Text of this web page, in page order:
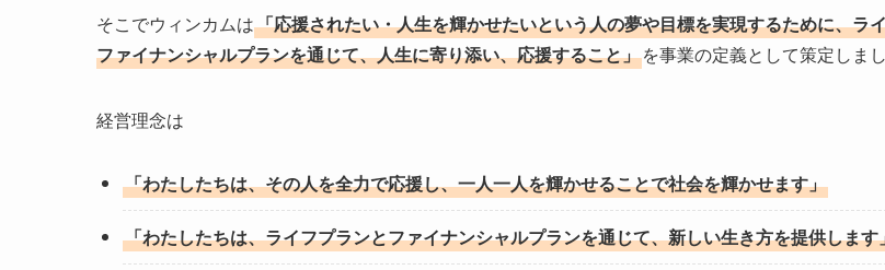
そこでウィンカムは「応援されたい・人生を輝かせたいという人の夢や目標を実現するために、ラ
ファイナンシャルプランを通じて、人生に寄り添い、応援すること」を事業の定義として策定しまし
経営理念は
「わたしたちは、その人を全力で応援し、一人一人を輝かせることで社会を輝かせます」
「わたしたちは、ライフプランとファイナンシャルプランを通じて、新しい生き方を提供します